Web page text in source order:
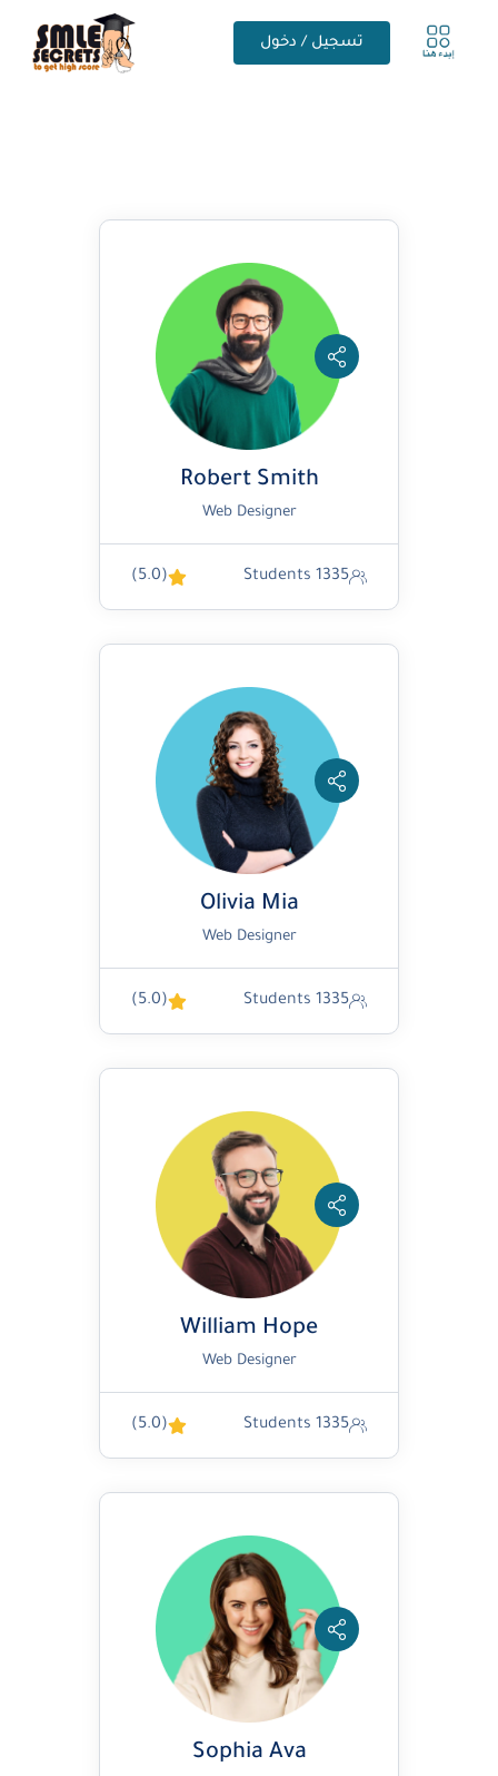
تسجيل / دخول
Robert Smith
Web Designer
1335 Students
(5.0)
Olivia Mia
Web Designer
1335 Students
(5.0)
William Hope
Web Designer
1335 Students
(5.0)
Sophia Ava